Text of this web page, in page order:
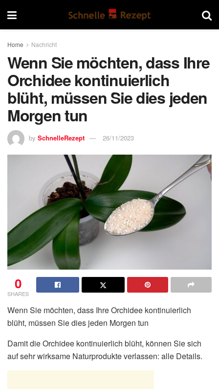
Home Nachricht
Wenn Sie möchten, dass Ihre
Orchidee kontinuierlich
blüht, müssen Sie dies jeden
Morgen tun
by SchnelleRezept 26/11/2023
0
SHARES
Wenn Sie möchten, dass Ihre Orchidee kontinuierlich
blüht, müssen Sie dies jeden Morgen tun
Damit die Orchidee kontinuierlich blüht, können Sie sich
auf sehr wirksame Naturprodukte verlassen: alle Details.